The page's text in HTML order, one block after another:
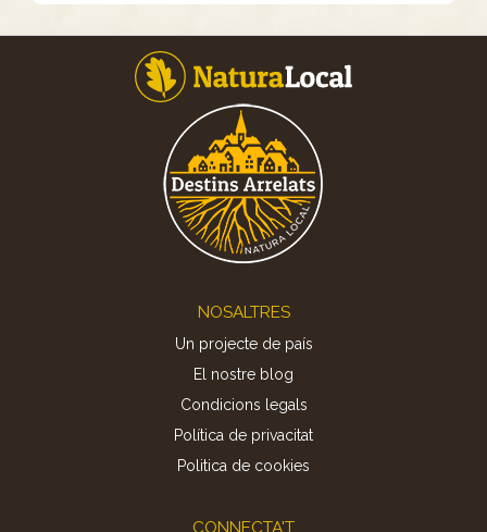
NOSALTRES
Un projecte de país
El nostre blog
Condicions legals
Política de privacitat
Politica de cookies
CONNECTA'T